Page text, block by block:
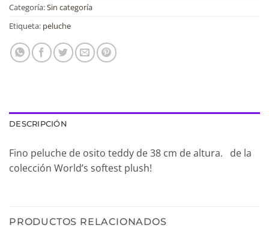
Categoría:Sin categoría
Etiqueta: peluche
DESCRIPCIÓN
Fino peluche de osito teddy de 38 cm de altura. de la
colección World’s softest plush!
PRODUCTOS RELACIONADOS